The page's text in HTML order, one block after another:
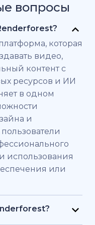
вопросы
которая
видео,
контент с
ресурсов и ИИ
в одном
и
использования
или